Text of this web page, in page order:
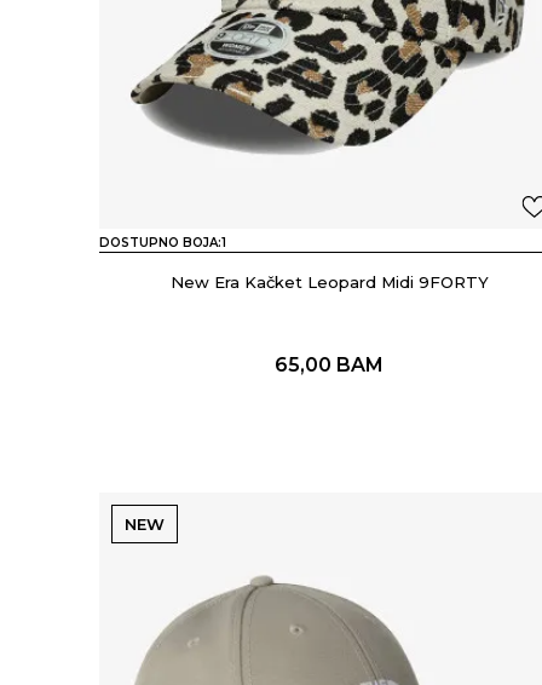
DOSTUPNO BOJA:1
New Era Kačket Leopard Midi 9FORTY
65,00 BAM
NEW